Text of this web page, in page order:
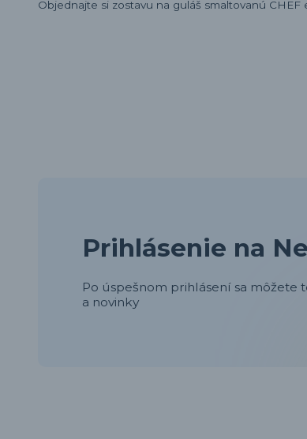
Objednajte si zostavu na guláš smaltovanú
Prihlásenie na
Po úspešnom prihlásení sa môžete
a novinky